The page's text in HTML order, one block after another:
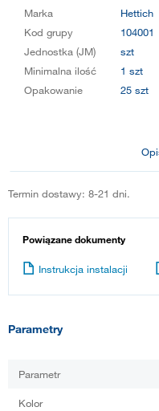
Marka
Hettich
Kod grupy
104001
Jednostka (JM)
szt
Minimalna ilość
1 szt
Opakowanie
25 szt
Termin dostawy: 8-21 dni.
Powiązane dokumenty
Instrukcja instalacji
Parametry
Parametr
Kolor